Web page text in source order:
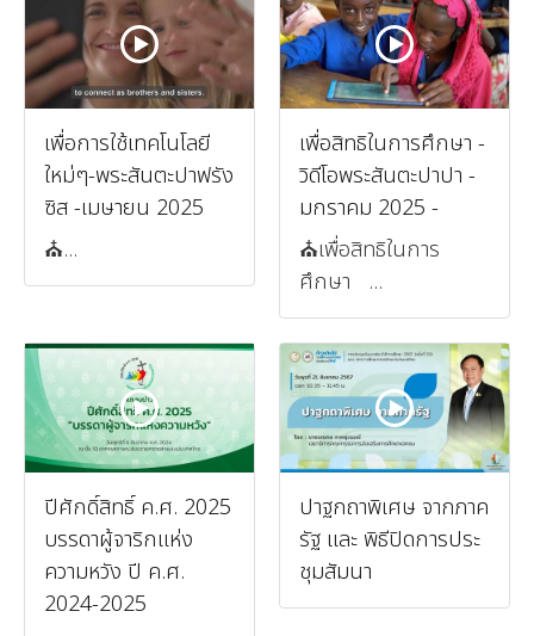
เพื่อการใช้เทคโนโลยี
ใหม่ๆ-พระสันตะปาฟรัง
ซิส -เมษายน 2025
⛪️...
เพื่อสิทธิในการศึกษา -
วิดีโอพระสันตะปาปา -
มกราคม 2025 -
⛪️เพื่อสิทธิในการ
ศึกษา ...
ปีศักดิ์สิทธิ์ ค.ศ. 2025
บรรดาผู้จาริกแห่ง
ความหวัง ปี ค.ศ.
2024-2025
ปาฐกถาพิเศษ จากภาค
รัฐ และ พิธีปิดการประ
ชุมสัมนา